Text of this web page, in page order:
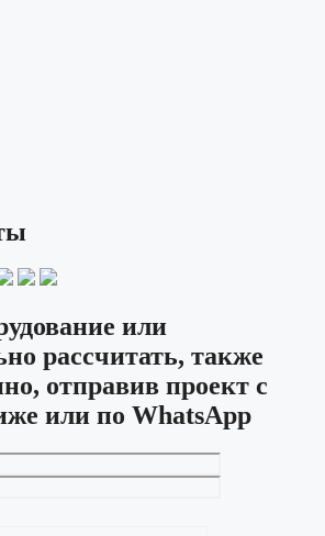
или
рассчитать, также
отправив проект с
или по WhatsApp